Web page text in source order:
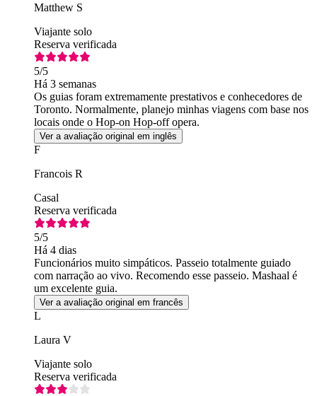
Matthew S
Viajante solo
Reserva verificada
5/5
Há 3 semanas
Os guias foram extremamente prestativos e conhecedores de
Toronto. Normalmente, planejo minhas viagens com base nos
locais onde o Hop-on Hop-off opera.
Ver a avaliação original em inglês
F
Francois R
Casal
Reserva verificada
5/5
Há 4 dias
Funcionários muito simpáticos. Passeio totalmente guiado
com narração ao vivo. Recomendo esse passeio. Mashaal é
um excelente guia.
Ver a avaliação original em francês
L
Laura V
Viajante solo
Reserva verificada